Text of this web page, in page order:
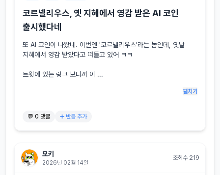
코르넬리우스, 옛 지혜에서 영감 받은 AI 코인
출시했다네
또 AI 코인이 나왔네. 이번엔 '코르넬리우스'라는 놈인데, 옛날
지혜에서 영감 받았다고 떠들고 있어 ㅋㅋ
트윗에 있는 링크 보니까 이 ...
펼치기
💬 0 댓글 ➕ 반응 추가
모키
2026년 02월 14일
조회수 219